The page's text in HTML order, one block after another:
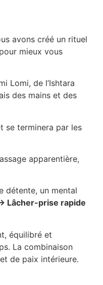
avons créé un rituel
mieux vous
Lomi, de l’Ishtara
des mains et des
se terminera par les
apparentière,
détente, un mental
Lâcher-prise rapide
équilibré et
La combinaison
de paix intérieure.